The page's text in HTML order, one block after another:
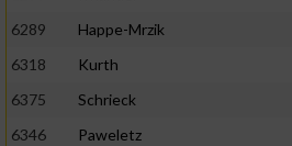
6289
Happe-Mrzik
6318
Kurth
6375
Schrieck
6346
Paweletz